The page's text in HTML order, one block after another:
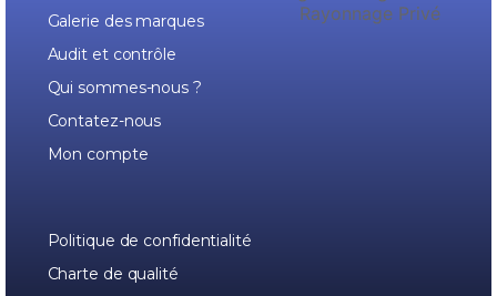
Galerie des marques
Audit et contrôle
Qui sommes-nous ?
Contatez-nous
Mon compte
Politique de confidentialité
Charte de qualité